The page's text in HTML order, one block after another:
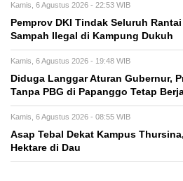
Kamis, 6 Agustus 2026 - 22:53 WIB
Pemprov DKI Tindak Seluruh
Sampah Ilegal di Kampung Dukuh
Kamis, 6 Agustus 2026 - 19:48 WIB
Diduga Langgar Aturan Gubernur,
Tanpa PBG di Papanggo Tetap
Kamis, 6 Agustus 2026 - 08:55 WIB
Asap Tebal Dekat Kampus
Hektare di Dau